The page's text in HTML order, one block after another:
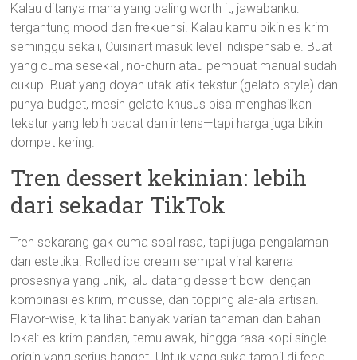
Kalau ditanya mana yang paling worth it, jawabanku:
tergantung mood dan frekuensi. Kalau kamu bikin es krim
seminggu sekali, Cuisinart masuk level indispensable. Buat
yang cuma sesekali, no-churn atau pembuat manual sudah
cukup. Buat yang doyan utak-atik tekstur (gelato-style) dan
punya budget, mesin gelato khusus bisa menghasilkan
tekstur yang lebih padat dan intens—tapi harga juga bikin
dompet kering.
Tren dessert kekinian: lebih
dari sekadar TikTok
Tren sekarang gak cuma soal rasa, tapi juga pengalaman
dan estetika. Rolled ice cream sempat viral karena
prosesnya yang unik, lalu datang dessert bowl dengan
kombinasi es krim, mousse, dan topping ala-ala artisan.
Flavor-wise, kita lihat banyak varian tanaman dan bahan
lokal: es krim pandan, temulawak, hingga rasa kopi single-